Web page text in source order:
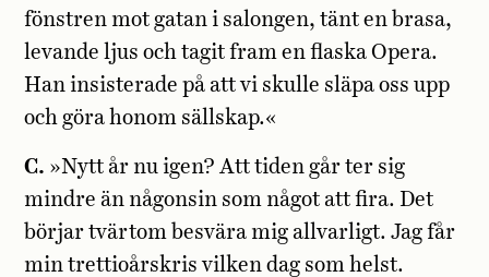
fönstren mot gatan i salongen, tänt en brasa,
levande ljus och tagit fram en flaska Opera.
Han insisterade på att vi skulle släpa oss upp
och göra honom sällskap.«
C. »Nytt år nu igen? Att tiden går ter sig
mindre än någonsin som något att fira. Det
börjar tvärtom besvära mig allvarligt. Jag får
min trettioårskris vilken dag som helst.